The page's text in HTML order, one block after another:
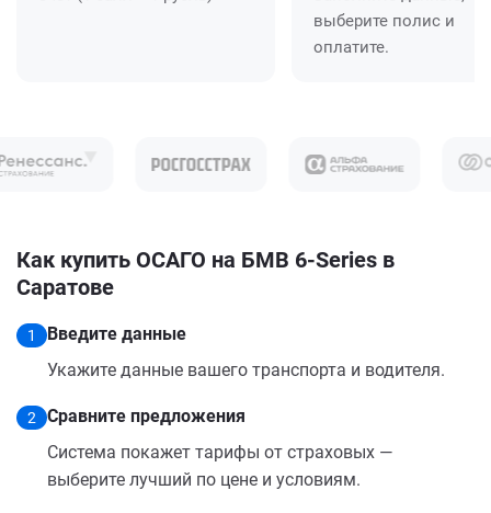
выберите полис и
оплатите.
Как купить ОСАГО на БМВ 6-Series в
Саратове
1
Введите данные
Укажите данные вашего транспорта и водителя.
2
Сравните предложения
Система покажет тарифы от страховых —
выберите лучший по цене и условиям.